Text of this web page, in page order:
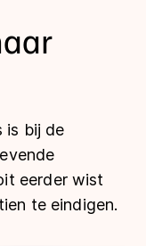
is bij de
eerder wist
te eindigen.